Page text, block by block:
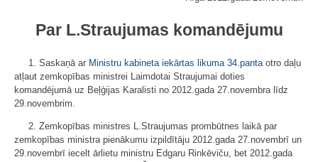
Par L.Straujumas komandējumu
1. Saskaņā ar Ministru kabineta iekārtas likuma 34.pantaotro daļu
atļaut zemkopības ministrei Laimdotai Straujumai doties
komandējumā uz Beļģijas Karalisti no 2012.gada 27.novembra līdz
29.novembrim.
2. Zemkopības ministres L.Straujumas prombūtnes laikā par
zemkopības ministra pienākumu izpildītāju 2012.gada 27.novembrī un
29.novembrī iecelt ārlietu ministru Edgaru Rinkēviču, bet 2012.gada